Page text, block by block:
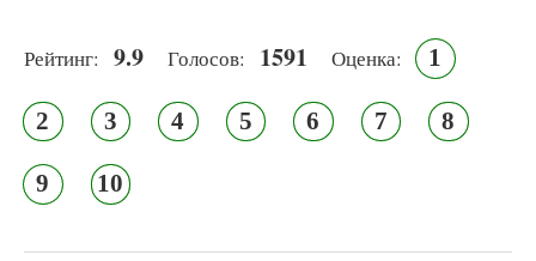
Рейтинг: 9.9 Голосов: 1591 Оценка: 1
2 3 4 5 6 7 8
9 10